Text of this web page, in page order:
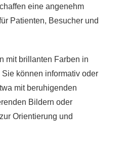
eine angenehm
Patienten, Besucher und
mit brillanten Farben in
können informativ oder
mit beruhigenden
Bildern oder
Orientierung und